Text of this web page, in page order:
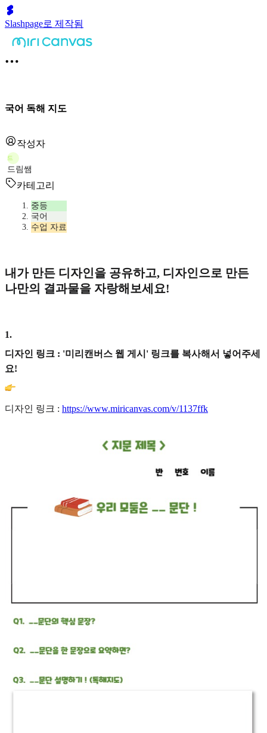
Slashpage로 제작됨
국어 독해 지도
작성자
드
드림쌤
카테고리
중등
국어
수업 자료
내가 만든 디자인을 공유하고, 디자인으로 만든
나만의 결과물을 자랑해보세요!
1.
디자인 링크 : '미리캔버스 웹 게시' 링크를 복사해서 넣어주세
요!
디자인 링크 : https://www.miricanvas.com/v/1137ffk